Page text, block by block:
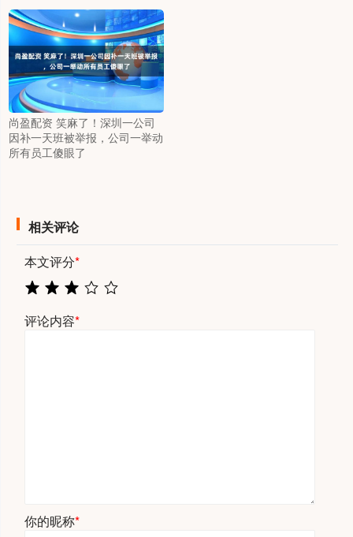
尚盈配资 笑麻了！深圳一公司
因补一天班被举报，公司一举动
所有员工傻眼了
相关评论
本文评分*
评论内容*
你的昵称*